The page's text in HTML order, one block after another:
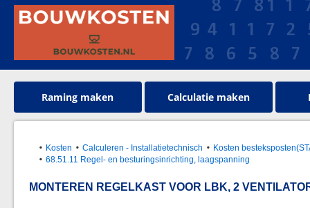
Raming maken Calculatie maken
Kosten Calculeren - Installatietechnisch
Kosten
68.51.11 Regel- en besturingsinrichting, laagspanning
MONTEREN REGELKAST VOOR LBK, 2